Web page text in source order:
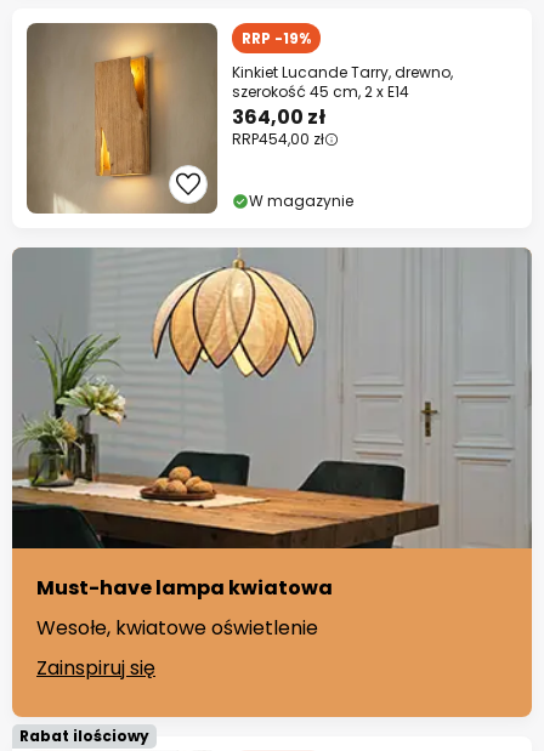
RRP -19%
Kinkiet Lucande Tarry, drewno,
szerokość 45 cm, 2 x E14
364,00 zł
RRP454,00 zł
W magazynie
Must-have lampa kwiatowa
Wesołe, kwiatowe oświetlenie
Zainspiruj się
Rabat ilościowy